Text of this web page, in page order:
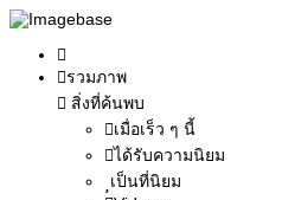
รวมภาพ
สิ่งที่ค้นพบ
เมื่อเร็ว ๆ นี้
ได้รับความนิยม
เป็นที่นิยม